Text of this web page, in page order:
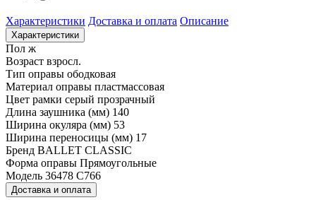
Характеристики Доставка и оплата Описание
Характеристики
Пол ж
Возраст взросл.
Тип оправы ободковая
Материал оправы пластмассовая
Цвет рамки серый прозрачный
Длина заушника (мм) 140
Ширина окуляра (мм) 53
Ширина переносицы (мм) 17
Бренд BALLET CLASSIC
Форма оправы Прямоугольные
Модель 36478 С766
Доставка и оплата